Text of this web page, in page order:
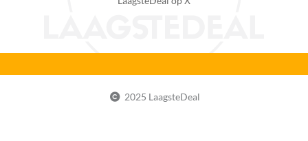
2025 LaagsteDeal